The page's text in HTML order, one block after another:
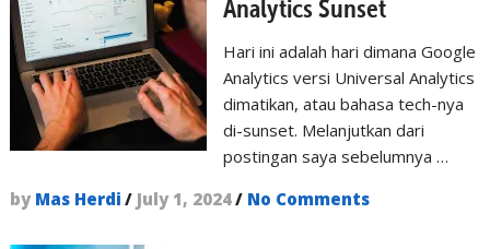
Analytics Sunset
Hari ini adalah hari dimana Google
Analytics versi Universal Analytics
dimatikan, atau bahasa tech-nya
di-sunset. Melanjutkan dari
postingan saya sebelumnya …
by Mas Herdi / July 1, 2024/ No Comments